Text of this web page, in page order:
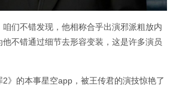
们不错发现，他相称合乎出演邪派粗放内
不错通过细节去形容变装，这是许多演员
》的本事星空app，被王传君的演技惊艳了